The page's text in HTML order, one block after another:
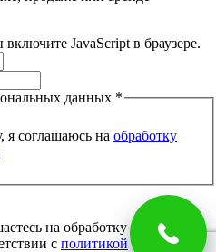
JavaScript в браузере.
данных *
я соглашаюсь на обработку
на обработку
с политикой